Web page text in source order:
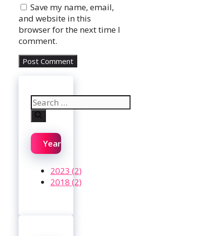
Save my name, email,
and website in this
browser for the next time I
comment.
Search
for:
Year
2023 (2)
2018 (2)